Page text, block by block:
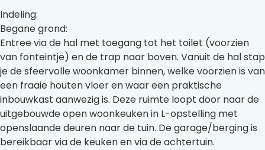
Indeling:
Begane grond:
Entree via de hal met toegang tot het toilet (voorzien
van fonteintje) en de trap naar boven. Vanuit de hal stap
je de sfeervolle woonkamer binnen, welke voorzien is van
een fraaie houten vloer en waar een praktische
inbouwkast aanwezig is. Deze ruimte loopt door naar de
uitgebouwde open woonkeuken in L-opstelling met
openslaande deuren naar de tuin. De garage/berging is
bereikbaar via de keuken en via de achtertuin.